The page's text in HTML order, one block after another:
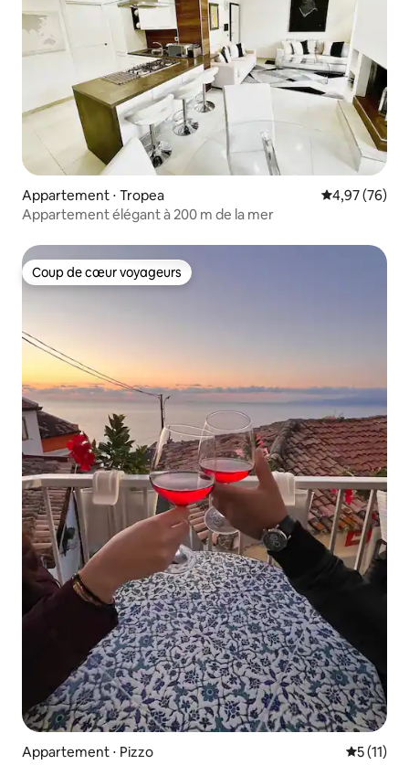
Appartement ⋅ Tropea Évaluation
4,97 (76)
Appartement élégant à 200 m de la mer
Coup de cœur voyageurs
Coup de cœur voyageurs
Appartement ⋅ Pizzo
5 (11)